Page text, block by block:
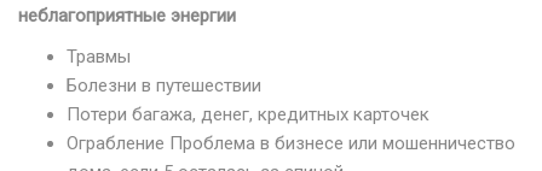
неблагоприятные энергии
Травмы
Болезни в путешествии
Потери багажа, денег, кредитных карточек
Ограбление Проблема в бизнесе или мошенничество